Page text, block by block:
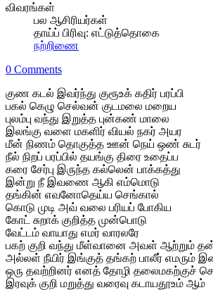
விவரங்கள்
பல ஆசிரியர்கள்
தாய்ப் பிரிவு: எட்டுத்தொகை
நற்றிணை
0 Comments
குண கடல் இவர்ந்து குரூஉக் கதிர் பரப்பி
பகல் கெழு செல்வன் குடமலை மறைய
புலம்பு வந்து இறுத்த புன்கண் மாலை
இலங்கு வளை மகளிர் வியல் நகர் அயர
மீன் நிணம் தொகுத்த ஊன் நெய் ஒண் சுடர்
நீல் நிறப் பரப்பில் தயங்கு திரை உதைப்ப
கரை சேர்பு இருந்த கல்லென் பாக்கத்து
இன்று நீ இவணை ஆகி எம்மொடு
தங்கின் எவனோதெய்ய செங்கால்
கொடு முடி அவ் வலை பரியப் போகிய
கோட் சுறாக் குறித்த முன்பொடு
வேட்டம் வாயாது எமர் வாரலரே
பகற் குறி வந்து மீள்வானை அவள் ஆற்றும்
அல்லள் நீயிர் இங்குத் தங்கற் பாலீர் எமரும்
ஒரு தவற்றினர் எனத் தோழி தலைமகற்குச்
இரவுக் குறி மறுத்து வரைவு கடாயதூஉம் ஆம்